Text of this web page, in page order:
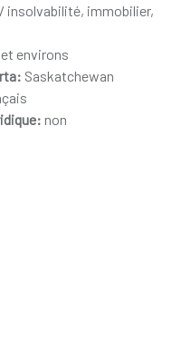
immobilier,
environs
Saskatchewan
non